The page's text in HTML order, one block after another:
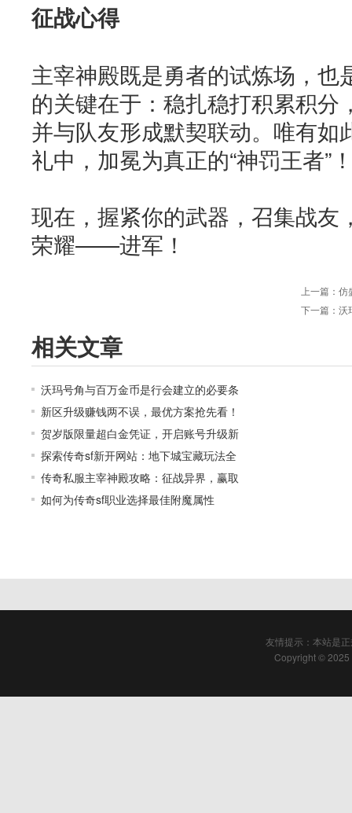
征战心得
主宰神殿既是勇者的试炼场，也
的关键在于：稳扎稳打积累积分
并与队友形成默契联动。唯有如
礼中，加冕为真正的“神罚王者”
现在，握紧你的武器，召集战友
荣耀——进军！
上一篇： 仿
下一篇： 沃
相关文章
沃玛号角与百万金币是行会建立的必要条
新区升级赚钱两不误，最优方案抢先看！
贺岁版限量超白金凭证，开启账号升级新
探索传奇sf新开网站：地下城宝藏玩法全
传奇私服主宰神殿攻略：征战异界，赢取
如何为传奇sf职业选择最佳附魔属性
友情提示：本站是
Copyright © 2025